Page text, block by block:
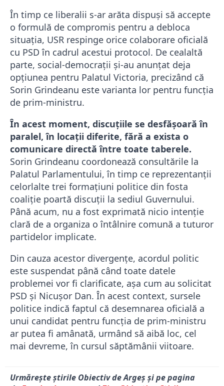
În timp ce liberalii s-ar arăta dispuși să accepte
o formulă de compromis pentru a debloca
situația, USR respinge orice colaborare oficială
cu PSD în cadrul acestui protocol. De cealaltă
parte, social-democrații și-au anunțat deja
opțiunea pentru Palatul Victoria, precizând că
Sorin Grindeanu este varianta lor pentru funcția
de prim-ministru.
În acest moment, discuțiile se desfășoară în
paralel, în locații diferite, fără a exista o
comunicare directă între toate taberele.
Sorin Grindeanu coordonează consultările la
Palatul Parlamentului, în timp ce reprezentanții
celorlalte trei formațiuni politice din fosta
coaliție poartă discuții la sediul Guvernului.
Până acum, nu a fost exprimată nicio intenție
clară de a organiza o întâlnire comună a tuturor
partidelor implicate.
Din cauza acestor divergențe, acordul politic
este suspendat până când toate datele
problemei vor fi clarificate, așa cum au solicitat
PSD și Nicușor Dan. În acest context, sursele
politice indică faptul că desemnarea oficială a
unui candidat pentru funcția de prim-ministru
ar putea fi amânată, urmând să aibă loc, cel
mai devreme, în cursul săptămânii viitoare.
Urmărește știrile Obiectiv de Argeș și pe pagina